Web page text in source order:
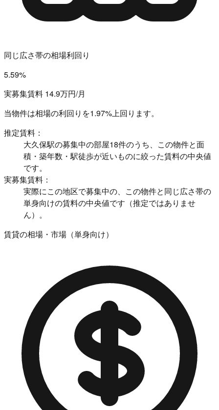
同じ広さ帯の相場利回り
5.59%
実募集賃料 14.9万円/月
当物件は相場の利回りを1.97%上回ります。
推定賃料：
大久保駅の募集中の部屋18件のうち、この物件と面
積・築年数・駅徒歩が近いものに絞った賃料の中央値
です。
実募集賃料：
実際にこの地区で募集中の、この物件と同じ広さ帯の
単身向けの賃料の中央値です（推定ではありませ
ん）。
賃貸の相場・市場（単身向け）